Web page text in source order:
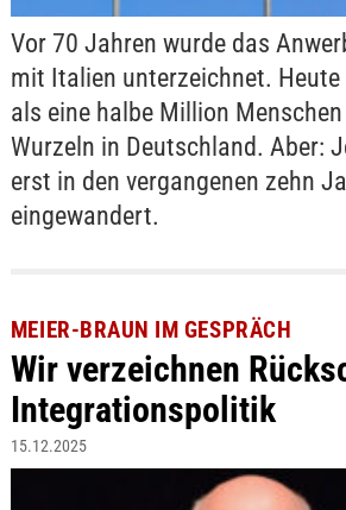
Vor 70 Jahren wurde das
mit Italien unterzeichnet.
als eine halbe Million
Wurzeln in Deutschland. Aber:
erst in den vergangenen zehn
eingewandert.
MEIER-BRAUN IM GESPRÄCH
Wir verzeichnen
Integrationspolitik
15.12.2025